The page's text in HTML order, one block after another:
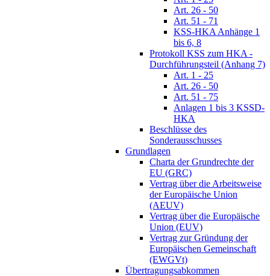
Art. 26 - 50
Art. 51 - 71
KSS-HKA Anhänge 1
bis 6, 8
Protokoll KSS zum HKA -
Durchführungsteil (Anhang 7)
Art. 1 - 25
Art. 26 - 50
Art. 51 - 75
Anlagen 1 bis 3 KSSD-
HKA
Beschlüsse des
Sonderausschusses
Grundlagen
Charta der Grundrechte der
EU (GRC)
Vertrag über die Arbeitsweise
der Europäische Union
(AEUV)
Vertrag über die Europäische
Union (EUV)
Vertrag zur Gründung der
Europäischen Gemeinschaft
(EWGVt)
Übertragungsabkommen